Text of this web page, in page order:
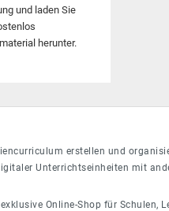
und laden Sie
herunter.
erstellen und
Unterrichtseinheiten mit
exklusive Online-Shop für Schulen,